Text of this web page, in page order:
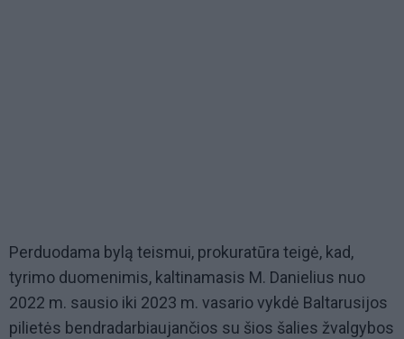
Perduodama bylą teismui, prokuratūra teigė, kad,
tyrimo duomenimis, kaltinamasis M. Danielius nuo
2022 m. sausio iki 2023 m. vasario vykdė Baltarusijos
pilietės bendradarbiaujančios su šios šalies žvalgybos